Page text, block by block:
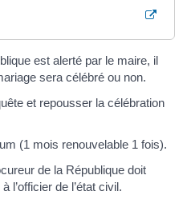
est alerté par le maire, il
sera célébré ou non.
et repousser la célébration
(1 mois renouvelable 1 fois).
de la République doit
à l’officier de l’état civil.